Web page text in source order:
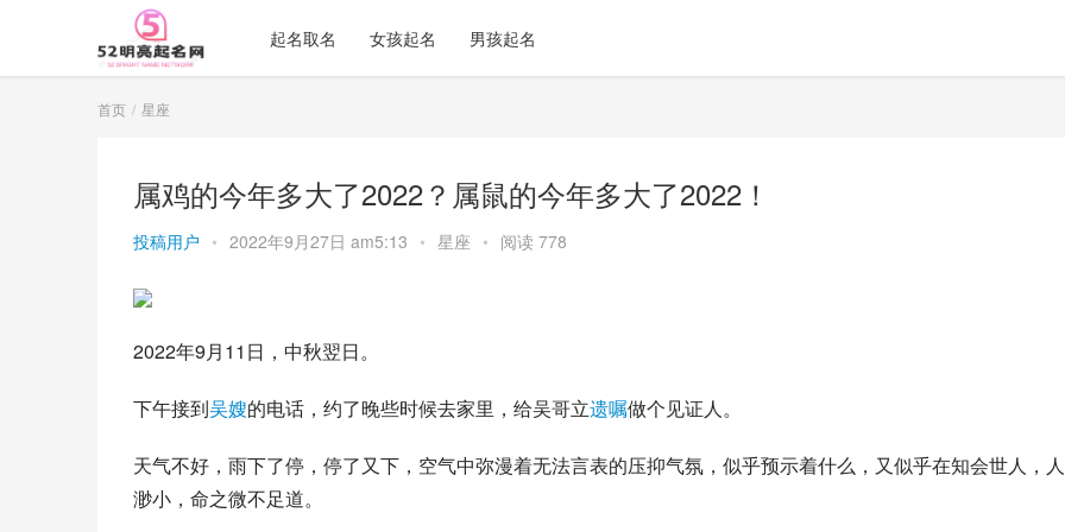
起名取名 女孩起名 男孩起名
首页 星座
属鸡的今年多大了2022？属鼠的今年多大了2022！
投稿用户 • 2022年9月27日 am5:13 • 星座 • 阅读 778
2022年9月11日，中秋翌日。
下午接到吴嫂的电话，约了晚些时候去家里，给吴哥立遗嘱做个见证人。
天气不好，雨下了停，停了又下，空气中弥漫着无法言表的压抑气氛，似乎预示着什么，又似乎在知会世人，
渺小，命之微不足道。